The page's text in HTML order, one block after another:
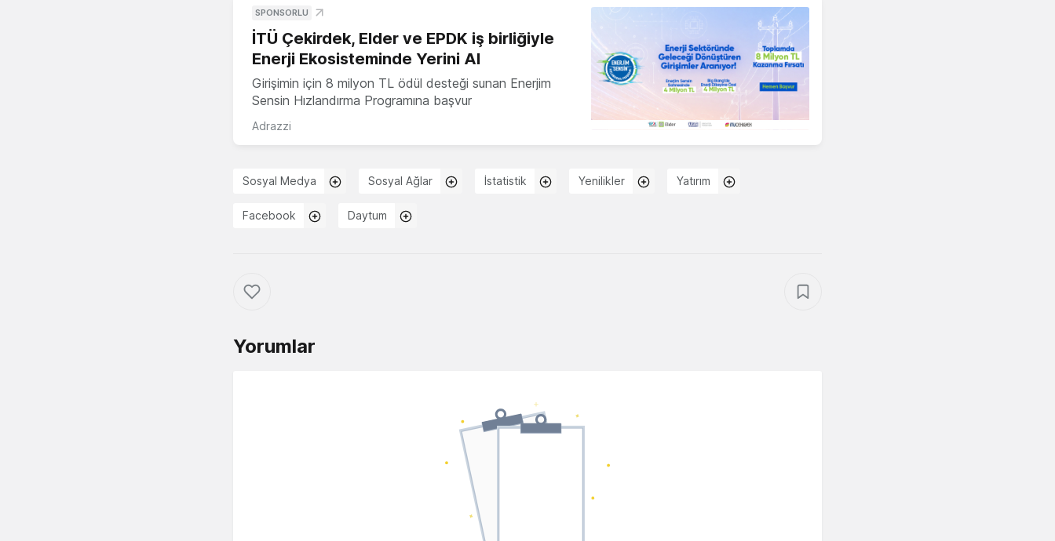
SPONSORLU
İTÜ Çekirdek, Elder ve EPDK iş birliğiyle
Enerji Ekosisteminde Yerini Al
Girişimin için 8 milyon TL ödül desteği sunan Enerjim
Sensin Hızlandırma Programına başvur
Adrazzi
Sosyal Medya Sosyal Ağlar İstatistik Yenilikler Yatırım
Facebook Daytum
Yorumlar